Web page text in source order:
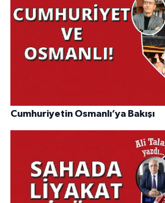
Cumhuriyetin Osmanlı’ya Bakışı